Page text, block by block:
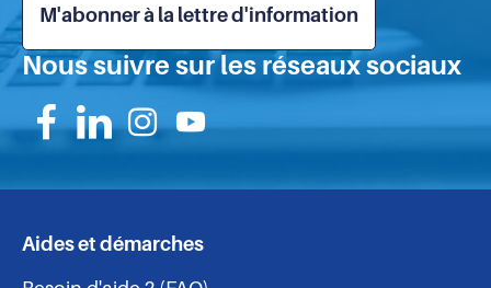
M'abonner à la lettre d'information
Nous suivre sur les réseaux sociaux
Suivez-
nous
Suivez-
nous
Suivez-
nous
Suivez-
nous
Navigation
Aides et démarches